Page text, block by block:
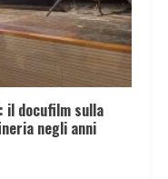
il docufilm sulla
negli anni